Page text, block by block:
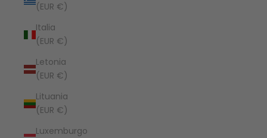
(EUR €)
Italia
(EUR €)
Letonia
(EUR €)
Lituania
(EUR €)
Luxemburgo